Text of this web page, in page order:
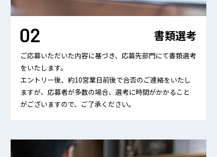
書類選考
ご応募いただいた内容に基づき、応募先部門にて書類選考
をいたします。
エントリー後、約10営業日前後で合否のご連絡をいたし
ますが、応募者が多数の場合、選考に時間がかかること
がございますので、ご了承ください。